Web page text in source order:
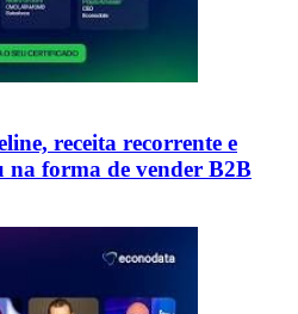
receita recorrente e
na forma de vender B2B